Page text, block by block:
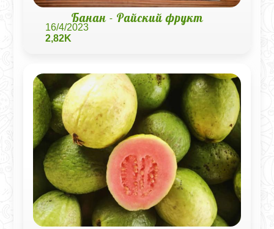
Банан - Райский фрукт
16/4/2023
2,82K